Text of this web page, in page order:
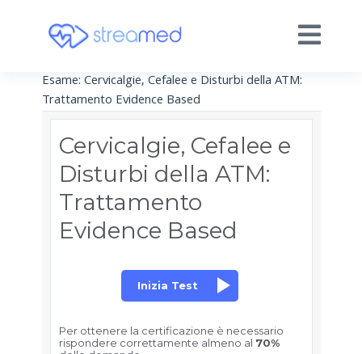
Esame: Cervicalgie, Cefalee e Disturbi della ATM:
Trattamento Evidence Based